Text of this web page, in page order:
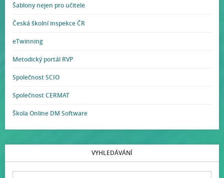
Šablony nejen pro učitele
Česká školní inspekce ČR
eTwinning
Metodický portál RVP
Společnost SCIO
Společnost CERMAT
Škola Online DM Software
VYHLEDÁVÁNÍ